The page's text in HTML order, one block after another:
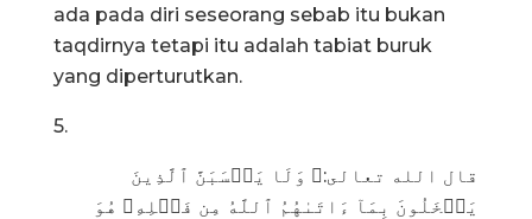
ada pada diri seseorang sebab itu bukan
taqdirnya tetapi itu adalah tabiat buruk
yang diperturutkan.
5.
قال الله تعالى:﴿ وَلَا يَحۡسَبَنَّ ٱلَّذِينَ
يَبۡخَلُونَ بِمَآ ءَاتَىٰهُمُ ٱللَّهُ مِن فَضۡلِهِۦ هُوَ